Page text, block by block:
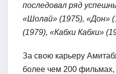
последовал ряд
«Шолай» (1975), «Дон»
(1979), «Кабхи Кабхи»
За свою карьеру
более чем 200 фильмах,